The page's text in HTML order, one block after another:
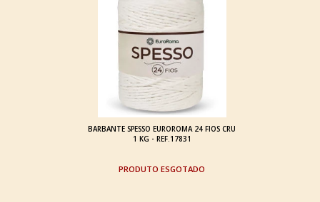
BARBANTE SPESSO EUROROMA 24 FIOS CRU
1 KG - REF.17831
ESGOTADO